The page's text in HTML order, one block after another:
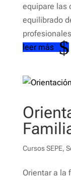
equipare las
equilibrado
leer más
Cursos SEPE,
Orientar a la